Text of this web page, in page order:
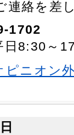
絡を差
1702
8:30～
ピニオン